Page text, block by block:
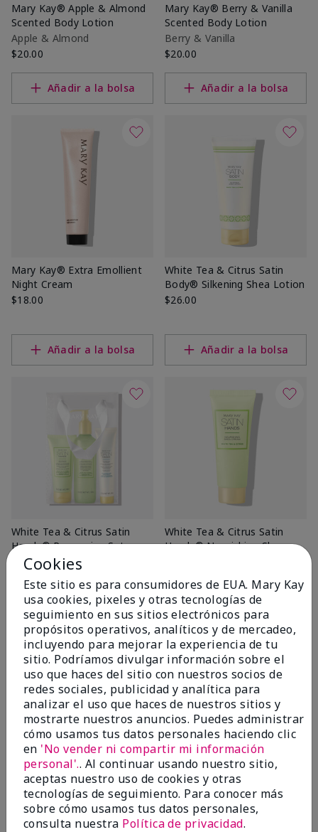
Mary Kay® Apple & Almond
Scented Body Lotion
Apple & Almond
$20.00
Añadir a la bolsa
Mary Kay® Berry & Vanilla
Scented Body Lotion
Berry & Vanilla
$20.00
Añadir a la bolsa
Mary Kay® Extra Emollient
Night Cream
$18.00
Añadir a la bolsa
White Tea & Citrus Satin
Body® Silkening Shea Lotion
$26.00
Añadir a la bolsa
White Tea & Citrus Satin
Hands® Pampering Set
White Tea & Citrus
$38.00
Añadir a la bolsa
White Tea & Citrus Satin
Hands® Nourishing Shea
Añadir a la bolsa
Fragrance-Free Satin
Hands® Nourishing Shea
Cream
Mary Kay® Hydrating Lotion
$20.00
Cookies
Este sitio es para consumidores de EUA. Mary Kay
usa cookies, pixeles y otras tecnologías de
seguimiento en sus sitios electrónicos para
propósitos operativos, analíticos y de mercadeo,
incluyendo para mejorar la experiencia de tu
sitio. Podríamos divulgar información sobre el
uso que haces del sitio con nuestros socios de
redes sociales, publicidad y analítica para
analizar el uso que haces de nuestros sitios y
mostrarte nuestros anuncios. Puedes administrar
cómo usamos tus datos personales haciendo clic
en 'No vender ni compartir mi información
personal'.. Al continuar usando nuestro sitio,
aceptas nuestro uso de cookies y otras
tecnologías de seguimiento. Para conocer más
sobre cómo usamos tus datos personales,
consulta nuestra Política de privacidad.